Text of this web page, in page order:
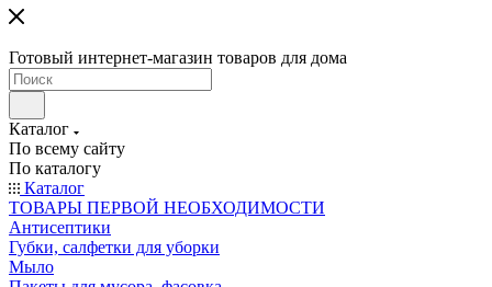
Готовый интернет-магазин товаров для дома
Каталог
По всему сайту
По каталогу
Каталог
ТОВАРЫ ПЕРВОЙ НЕОБХОДИМОСТИ
Антисептики
Губки, салфетки для уборки
Мыло